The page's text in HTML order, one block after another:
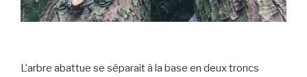
L’arbre abattue se séparait à la base en deux troncs